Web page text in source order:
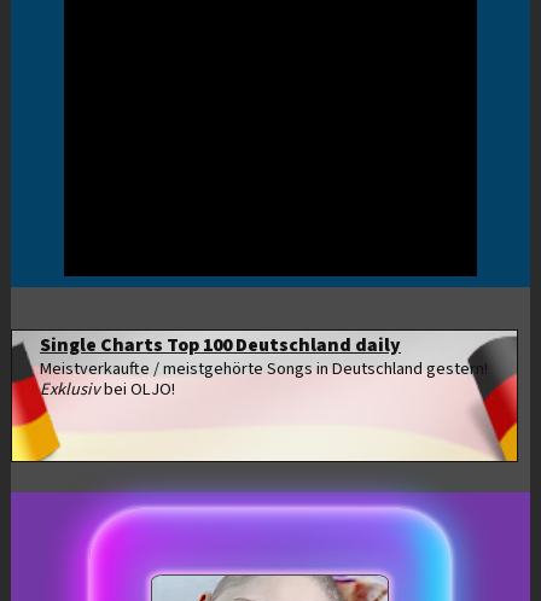
Single Charts Top 100 Deutschland daily
Meistverkaufte / meistgehörte Songs in Deutschland gestern!
Exklusivbei OLJO!